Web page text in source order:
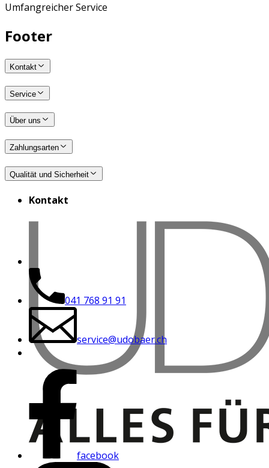
Umfangreicher Service
Footer
Kontakt
Service
Über uns
Zahlungsarten
Qualität und Sicherheit
Kontakt
041 768 91 91
service@udobaer.ch
facebook